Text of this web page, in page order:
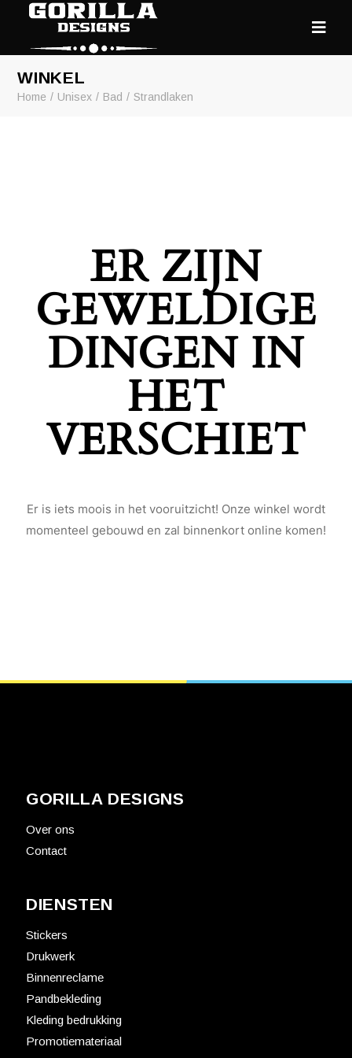
WINKEL
Home Unisex Bad Strandlaken
ER ZIJN
GEWELDIGE
DINGEN IN
HET
VERSCHIET
Er is iets moois in het vooruitzicht! Onze winkel wordt
momenteel gebouwd en zal binnenkort online komen!
GORILLA DESIGNS
Over ons
Contact
DIENSTEN
Stickers
Drukwerk
Binnenreclame
Pandbekleding
Kleding bedrukking
Promotiemateriaal